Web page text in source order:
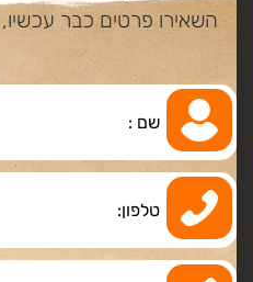
השאירו פרטים כבר עכשיו,